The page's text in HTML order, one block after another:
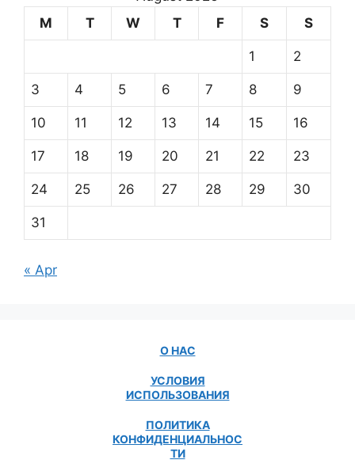
M
T W T F S S
1 2
3 4 5 6 7 8 9
10 11 12 13 14 15 16
17 18 19 20 21 22 23
24 25 26 27 28 29 30
31
« Apr
О НАС
УСЛОВИЯ
ИСПОЛЬЗОВАНИЯ
ПОЛИТИКА
КОНФИДЕНЦИАЛЬНОС
ТИ